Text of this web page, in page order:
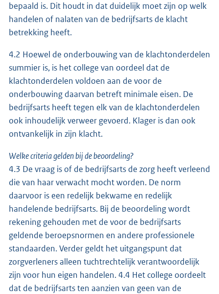
bepaald is. Dit houdt in dat duidelijk moet zijn op welk
handelen of nalaten van de bedrijfsarts de klacht
betrekking heeft.
4.2 Hoewel de onderbouwing van de klachtonderdelen
summier is, is het college van oordeel dat de
klachtonderdelen voldoen aan de voor de
onderbouwing daarvan betreft minimale eisen. De
bedrijfsarts heeft tegen elk van de klachtonderdelen
ook inhoudelijk verweer gevoerd. Klager is dan ook
ontvankelijk in zijn klacht.
Welke criteria gelden bij de beoordeling?
4.3 De vraag is of de bedrijfsarts de zorg heeft verleend
die van haar verwacht mocht worden. De norm
daarvoor is een redelijk bekwame en redelijk
handelende bedrijfsarts. Bij de beoordeling wordt
rekening gehouden met de voor de bedrijfsarts
geldende beroepsnormen en andere professionele
standaarden. Verder geldt het uitgangspunt dat
zorgverleners alleen tuchtrechtelijk verantwoordelijk
zijn voor hun eigen handelen. 4.4 Het college oordeelt
dat de bedrijfsarts ten aanzien van geen van de